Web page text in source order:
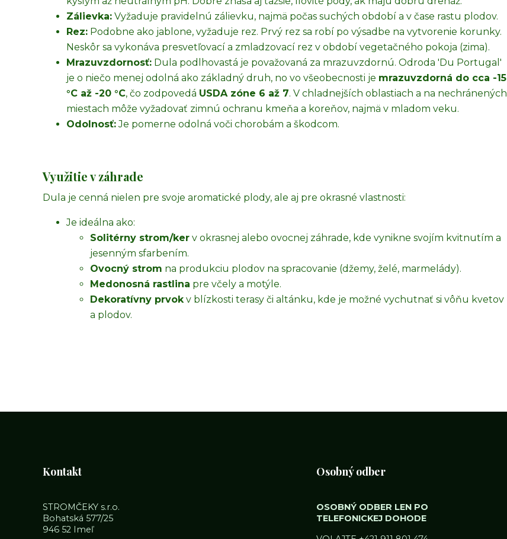
Zálievka: Vyžaduje pravidelnú zálievku, najmä počas suchých období a v čase rastu plodov.
Rez: Podobne ako jablone, vyžaduje rez. Prvý rez sa robí po výsadbe na vytvorenie korunky.
Neskôr sa vykonáva presvetľovací a zmladzovací rez v období vegetačného pokoja (zima).
Mrazuvzdornosť: Dula podlhovastá je považovaná za mrazuvzdornú. Odroda 'Du Portugal'
je o niečo menej odolná ako základný druh, no vo všeobecnosti je mrazuvzdorná do cca -15
°C až -20 °C, čo zodpovedá USDA zóne 6 až 7. V chladnejších oblastiach a na nechránených
miestach môže vyžadovať zimnú ochranu kmeňa a koreňov, najmä v mladom veku.
Odolnosť:Je pomerne odolná voči chorobám a škodcom.
Využitie v záhrade
Dula je cenná nielen pre svoje aromatické plody, ale aj pre okrasné vlastnosti:
Je ideálna ako:
Solitérny strom/ker v okrasnej alebo ovocnej záhrade, kde vynikne svojím kvitnutím a
jesenným sfarbením.
Ovocný strom na produkciu plodov na spracovanie (džemy, želé, marmelády).
Medonosná rastlina pre včely a motýle.
Dekoratívny prvokv blízkosti terasy či altánku, kde je možné vychutnať si vôňu kvetov
a plodov.
Kontakt
STROMČEKY s.r.o.
Bohatská 577/25
946 52 Imeľ
Osobný odber
OSOBNÝ ODBER LEN PO
TELEFONICKEJ DOHODE